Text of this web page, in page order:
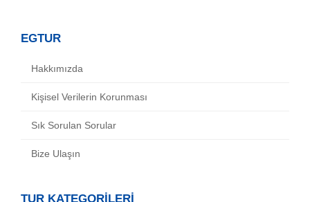
EGTUR
Hakkımızda
Kişisel Verilerin Korunması
Sık Sorulan Sorular
Bize Ulaşın
TUR KATEGORİLERİ